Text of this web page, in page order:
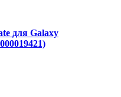
для Galaxy